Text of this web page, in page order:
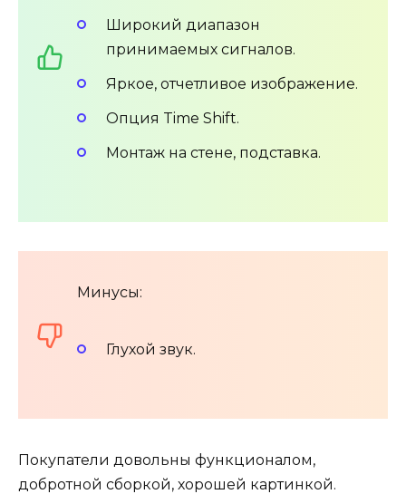
Широкий диапазон
принимаемых сигналов.
Яркое, отчетливое изображение.
Опция Time Shift.
Монтаж на стене, подставка.
Минусы:
Глухой звук.
Покупатели довольны функционалом,
добротной сборкой, хорошей картинкой.